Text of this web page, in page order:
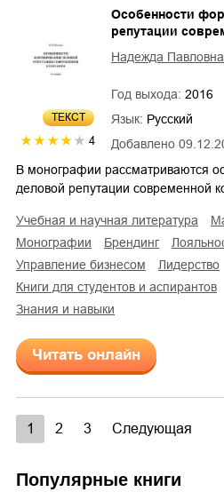
ТЕКСТ
4 Добавлено
Особенности
репутации
Надежда
Год выхода: 2016
Язык: Русский
В монографии рассматриваются
деловой репутации современной
учебная и научная литература
монографии
брендинг
управление бизнесом
лидерство
книги для студентов и аспирантов
знания и навыки
Читать онлайн
1 2 3 Следующая
Популярные книги